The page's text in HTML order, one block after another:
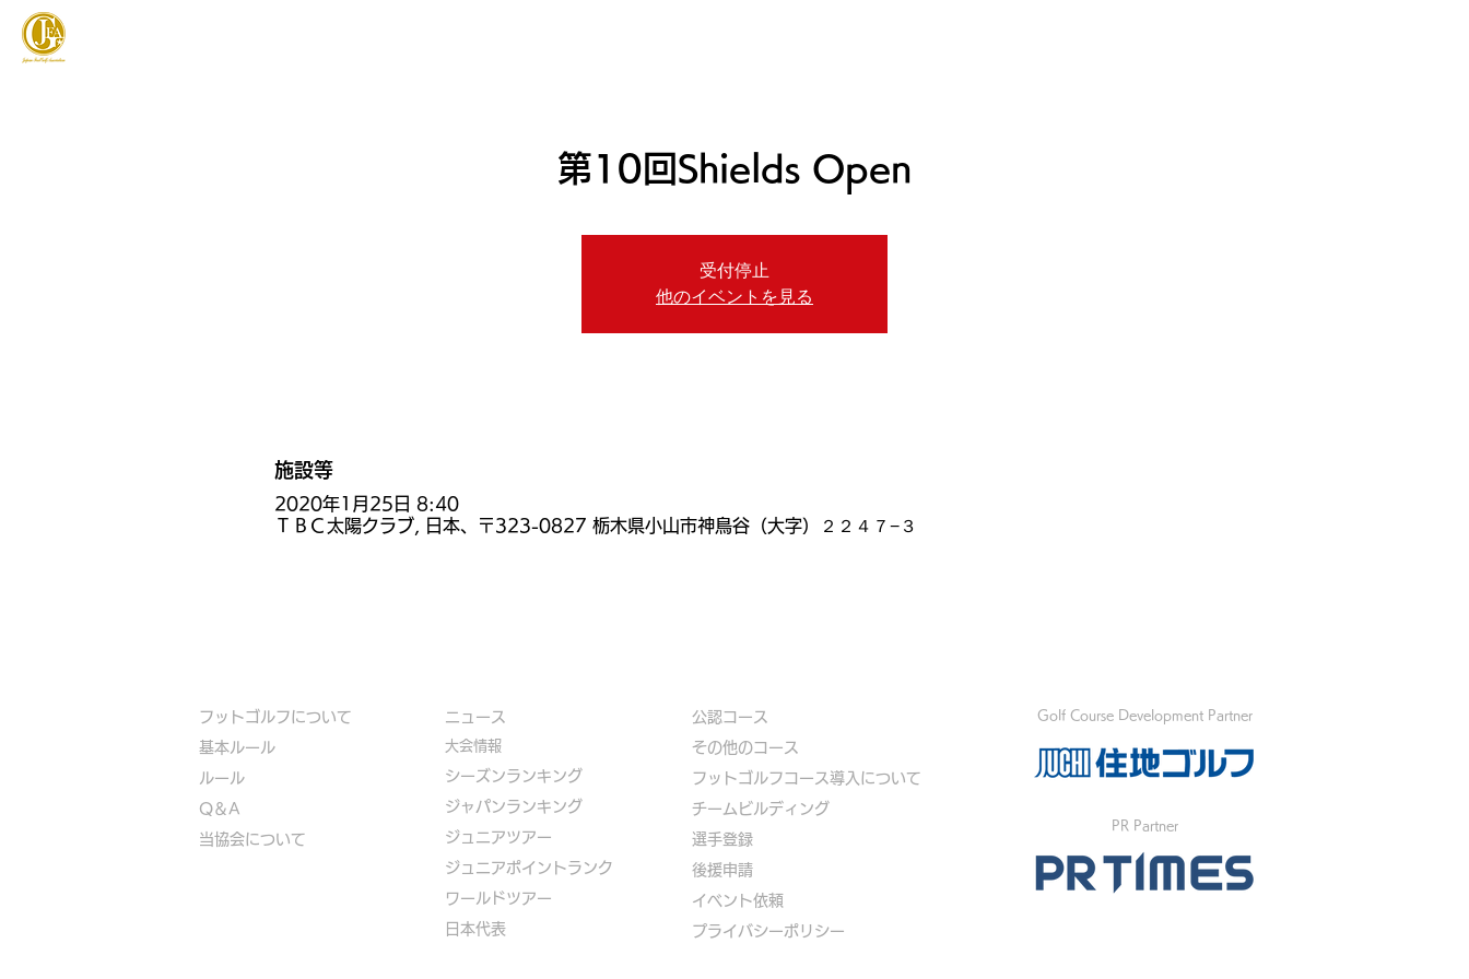
第10回Shields Open
受付停止
他のイベントを見る
施設等
2020年1月25日 8:40
ＴＢＣ太陽クラブ, 日本、〒323-0827 栃木県小山市神鳥谷（大字）２２４７−３
フットゴルフについて
基本ルール
ルール
Q＆A
​当協会について
​ニュース
大会情報
シーズンランキング
ジャパンランキング
ジュニアツアー
ジュニアポイントランク
​ワールドツアー
​​日本代表
公認コース
​その他のコース
​ フットゴルフコース導入について
​チームビルディング
選手登録​
​後援申請
​イベント依頼
プライバシーポリシー
Golf Course Development Partner
PR Partner